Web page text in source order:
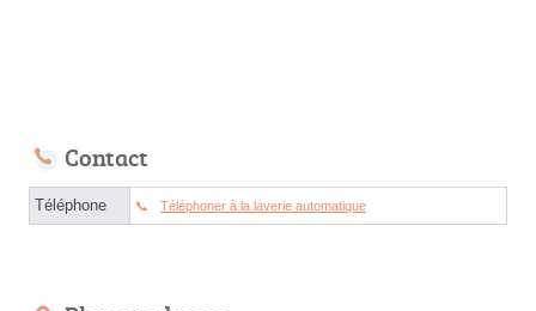
Contact
Téléphone Téléphoner à la laverie automatique